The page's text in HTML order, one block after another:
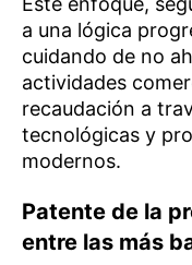
a una lógica
cuidando de no
actividades
recaudación a
tecnológicas y
modernos.
Patente de la
entre las más